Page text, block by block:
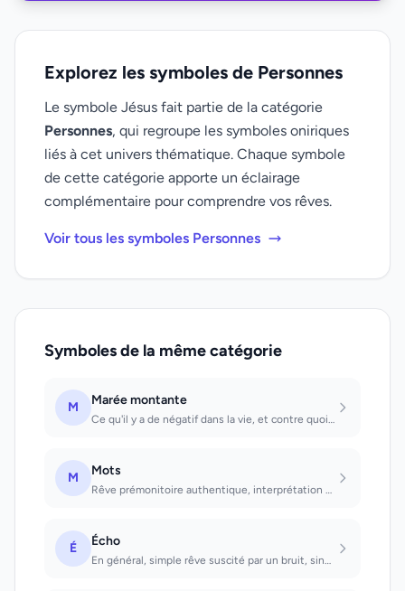
Explorez les symboles de Personnes
Le symbole Jésus fait partie de la catégorie
Personnes, qui regroupe les symboles oniriques
liés à cet univers thématique. Chaque symbole
de cette catégorie apporte un éclairage
complémentaire pour comprendre vos rêves.
Voir tous les symboles Personnes
Symboles de la même catégorie
M Marée montante
Ce qu'il y a de négatif dans la vie, et contre quoi on doit faire des efforts. E...
M Mots
Rêve prémonitoire authentique, interprétation selon les mots dont on se souvient...
É Écho
En général, simple rêve suscité par un bruit, sinon mise en garde. Entendre l'éc...